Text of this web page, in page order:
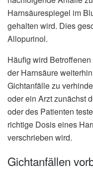
Harnsäurespiegel im
gehalten wird. Dies
Allopurinol.
Häufig wird
der Harnsäure
Gichtanfälle zu
oder ein Arzt zunächst
oder des Patienten
richtige Dosis eines
verschrieben wird.
Gichtanfällen